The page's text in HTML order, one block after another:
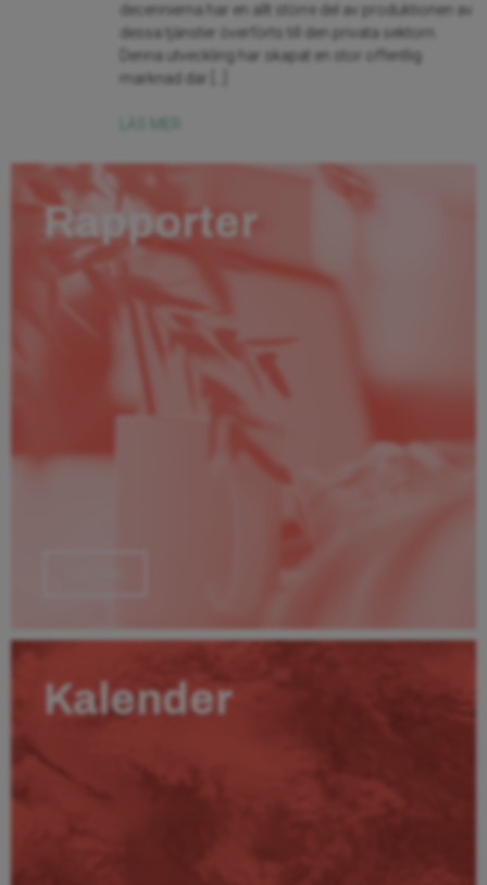
decennierna har en allt större del av produktionen av
dessa tjänster överförts till den privata sektorn.
Denna utveckling har skapat en stor offentlig
marknad där […]
Rapporter
Kalender